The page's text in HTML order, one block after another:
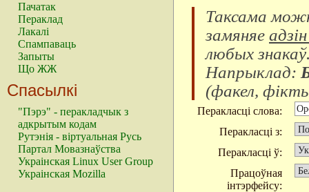
Пачатак
Пераклад
Лакалі
Спампаваць
Запыты
Що ЖЖ
Спасылкі
"Пэрэ" - перакладчык з
адкрытым кодам
Рутэнія - віртуальная Русь
Партал Мовазнаўства
Украінская Linux User Group
Украінская Mozilla
Таксама
замяняе
любых знакаў
Напрыклад:
(факел,
Перакласці слова:
Перакласці з:
Перакласці ў:
Працоўная
інтэрфейсу: